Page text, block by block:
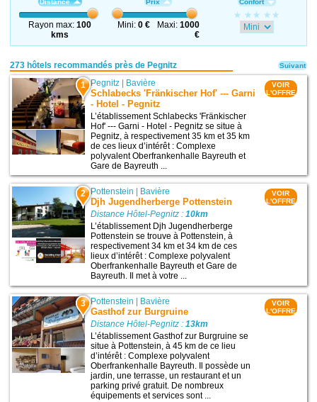
Distance
Rayon max:100
kms
Prix
Mini: 0 € Maxi:1000
€
Confort
273 hôtels recommandés près de Pegnitz
1 Pegnitz | Bavière
Schlabecks 'Fränkischer Hof' --- Garni
- Hotel - Pegnitz
L’établissement Schlabecks 'Fränkischer
Hof' --- Garni - Hotel - Pegnitz se situe à
Pegnitz, à respectivement 35 km et 35 km
de ces lieux d’intérêt : Complexe
polyvalent Oberfrankenhalle Bayreuth et
Gare de Bayreuth ...
VOIR
L'OFFRE
2 Pottenstein Bavière
Djh Jugendherberge Pottenstein
Distance Hôtel-Pegnitz :10km
L’établissement Djh Jugendherberge
Pottenstein se trouve à Pottenstein, à
respectivement 34 km et 34 km de ces
lieux d’intérêt : Complexe polyvalent
Oberfrankenhalle Bayreuth et Gare de
Bayreuth. Il met à votre ...
VOIR
L'OFFRE
3 Pottenstein Bavière
Gasthof zur Burgruine
Distance Hôtel-Pegnitz :13km
L’établissement Gasthof zur Burgruine se
situe à Pottenstein, à 45 km de ce lieu
d’intérêt : Complexe polyvalent
Oberfrankenhalle Bayreuth. Il possède un
jardin, une terrasse, un restaurant et un
parking privé gratuit. De nombreux
équipements et services sont ...
VOIR
L'OFFRE
Suivant